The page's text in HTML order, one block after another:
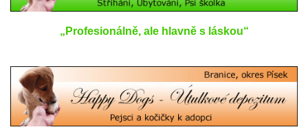
„Profesionálně, ale hlavně s láskou“